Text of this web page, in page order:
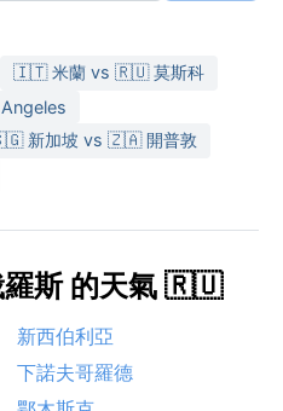
🇮🇹 米蘭 vs 🇷🇺 莫斯科
新加坡 vs 🇿🇦 開普敦
羅斯 的天氣 🇷🇺
新西伯利亞
下諾夫哥羅德